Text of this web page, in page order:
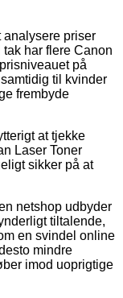
analysere priser
har flere Canon
på
til kvinder
frembyde
at tjekke
Laser Toner
sikker på at
netshop udbyder
tiltalende,
en svindel online
mindre
imod uoprigtige